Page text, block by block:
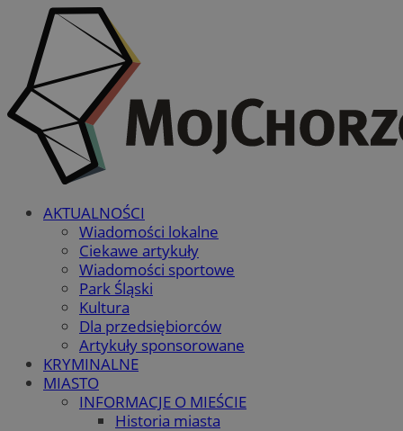
AKTUALNOŚCI
Wiadomości lokalne
Ciekawe artykuły
Wiadomości sportowe
Park Śląski
Kultura
Dla przedsiębiorców
Artykuły sponsorowane
KRYMINALNE
MIASTO
INFORMACJE O MIEŚCIE
Historia miasta